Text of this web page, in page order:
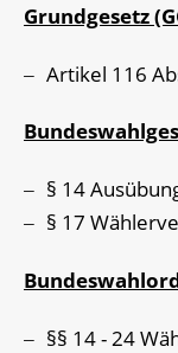
Grundgesetz
Artikel 116
§ 14
§ 17
§§ 14 - 24